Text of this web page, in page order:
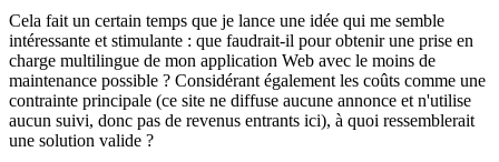
Un long chemin vers les langues
Cela fait un certain temps que je lance une idée qui me semble
intéressante et stimulante : que faudrait-il pour obtenir une prise en
charge multilingue de mon application Web avec le moins de
maintenance possible ? Considérant également les coûts comme une